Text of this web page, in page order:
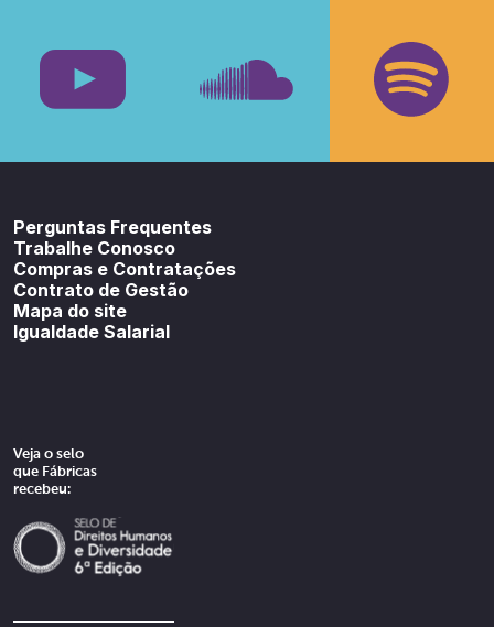
Facebook
Perguntas Frequentes
Trabalhe Conosco
Compras e Contratações
Contrato de Gestão
Mapa do site
Igualdade Salarial
Veja o selo
que Fábricas
recebeu: